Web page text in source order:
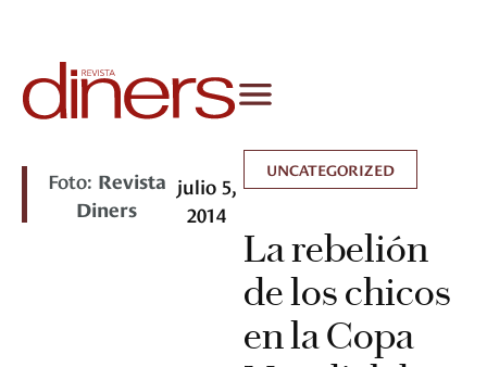
Foto: Revista
Diners
julio 5,
2014
UNCATEGORIZED
La rebelión
de los chicos
en la Copa